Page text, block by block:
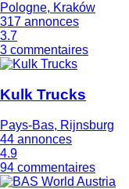
Pologne, Kraków
317 annonces
3.7
3 commentaires
Kulk Trucks
Pays-Bas, Rijnsburg
44 annonces
4.9
94 commentaires